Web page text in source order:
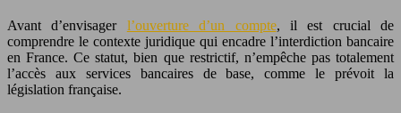
Avant d’envisager l’ouverture d’un compte, il est crucial de
comprendre le contexte juridique qui encadre l’interdiction bancaire
en France. Ce statut, bien que restrictif, n’empêche pas totalement
l’accès aux services bancaires de base, comme le prévoit la
législation française.